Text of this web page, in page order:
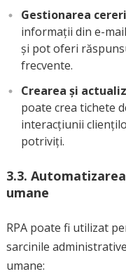
Gestionarea
informații din e-
și pot oferi
frecvente.
Crearea și
poate crea tichete
interacțiunii
potriviți.
3.3.
umane
RPA poate fi utilizat
sarcinile
umane: